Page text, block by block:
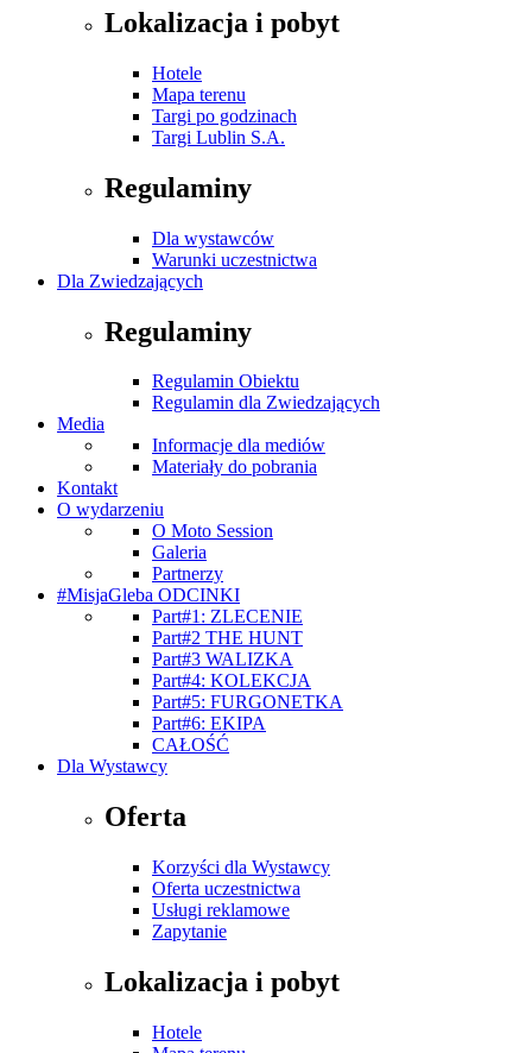
Lokalizacja i pobyt
Hotele
Mapa terenu
Targi po godzinach
Targi Lublin S.A.
Regulaminy
Dla wystawców
Warunki uczestnictwa
Dla Zwiedzających
Regulaminy
Regulamin Obiektu
Regulamin dla Zwiedzających
Media
Informacje dla mediów
Materiały do pobrania
Kontakt
O wydarzeniu
O Moto Session
Galeria
Partnerzy
#MisjaGleba ODCINKI
Part#1: ZLECENIE
Part#2 THE HUNT
Part#3 WALIZKA
Part#4: KOLEKCJA
Part#5: FURGONETKA
Part#6: EKIPA
CAŁOŚĆ
Dla Wystawcy
Oferta
Korzyści dla Wystawcy
Oferta uczestnictwa
Usługi reklamowe
Zapytanie
Lokalizacja i pobyt
Hotele